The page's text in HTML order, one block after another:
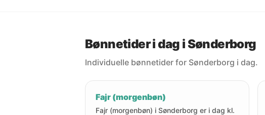
Bønnetider i dag i Sønderborg
Individuelle bønnetider for Sønderborg i dag.
Fajr (morgenbøn)
Fajr (morgenbøn) i Sønderborg er i dag kl.